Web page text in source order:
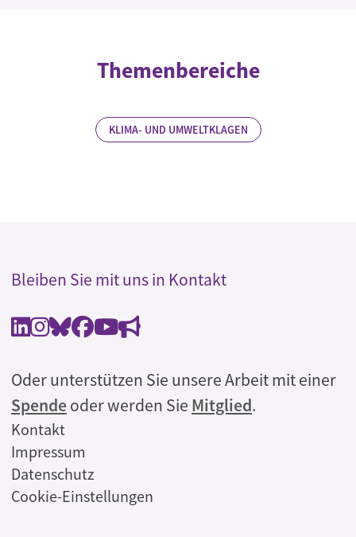
Themenbereiche
KLIMA- UND UMWELTKLAGEN
Bleiben Sie mit uns in Kontakt
Oder unterstützen Sie unsere Arbeit mit einer
Spendeoder werden Sie Mitglied.
Rechtliches
Kontakt
Impressum
Datenschutz
Cookie-Einstellungen